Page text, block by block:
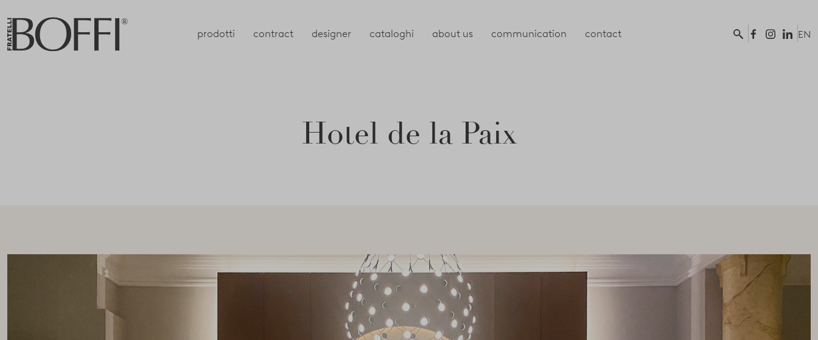
prodotti contract designer cataloghi about us communication contact EN
Hotel de la Paix